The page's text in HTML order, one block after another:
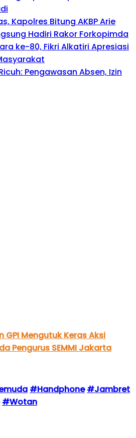
Kapolres Bitung AKBP Arie
Hadiri Rakor Forkopimda
ke-80, Fikri Alkatiri Apresiasi
Pengawasan Absen, Izin
GPI Mengutuk Keras Aksi
Pengurus SEMMI Jakarta
#Handphone #Jambret
#Wotan